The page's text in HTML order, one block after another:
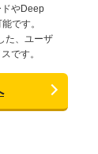
ドやDeep
です。
た、ユーザ
です。